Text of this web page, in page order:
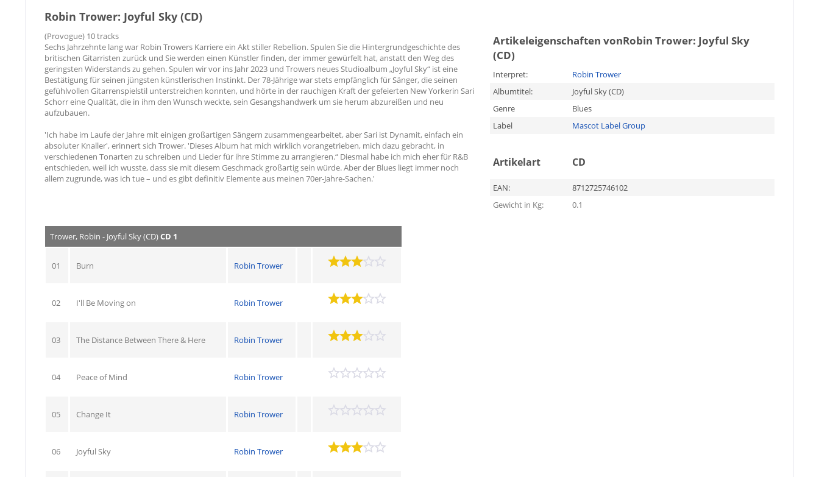
Robin Trower: Joyful Sky (CD)
(Provogue) 10 tracks
Sechs Jahrzehnte lang war Robin Trowers Karriere ein Akt stiller Rebellion. Spulen Sie die Hintergrundgeschichte des
britischen Gitarristen zurück und Sie werden einen Künstler finden, der immer gewürfelt hat, anstatt den Weg des
geringsten Widerstands zu gehen. Spulen wir vor ins Jahr 2023 und Trowers neues Studioalbum „Joyful Sky“ ist eine
Bestätigung für seinen jüngsten künstlerischen Instinkt. Der 78-Jährige war stets empfänglich für Sänger, die seinen
gefühlvollen Gitarrenspielstil unterstreichen konnten, und hörte in der rauchigen Kraft der gefeierten New Yorkerin Sari
Schorr eine Qualität, die in ihm den Wunsch weckte, sein Gesangshandwerk um sie herum abzureißen und neu
aufzubauen.
'Ich habe im Laufe der Jahre mit einigen großartigen Sängern zusammengearbeitet, aber Sari ist Dynamit, einfach ein
absoluter Knaller', erinnert sich Trower. 'Dieses Album hat mich wirklich vorangetrieben, mich dazu gebracht, in
verschiedenen Tonarten zu schreiben und Lieder für ihre Stimme zu arrangieren.“ Diesmal habe ich mich eher für R&B
entschieden, weil ich wusste, dass sie mit diesem Geschmack großartig sein würde. Aber der Blues liegt immer noch
allem zugrunde, was ich tue – und es gibt definitiv Elemente aus meinen 70er-Jahre-Sachen.'
Artikeleigenschaften vonRobin Trower: Joyful Sky
(CD)
Interpret:
Robin Trower
Albumtitel:
Joyful Sky (CD)
Genre
Blues
Label
Mascot Label Group
Artikelart CD
EAN:
8712725746102
Gewicht in Kg:
0.1
Trower, Robin - Joyful Sky (CD)CD 1
01 Burn Robin Trower
02 I'll Be Moving on Robin Trower
03 The Distance Between There & Here Robin Trower
04 Peace of Mind Robin Trower
05 Change It Robin Trower
06 Joyful Sky Robin Trower